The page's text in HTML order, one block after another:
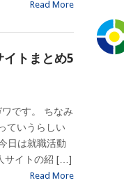
Read More
イトまとめ5
です。 ちなみ
ていうらしい
日は就職活動
サイトの紹 […]
Read More